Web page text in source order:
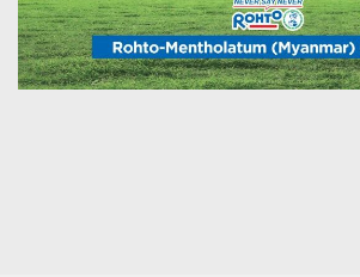
Learn More